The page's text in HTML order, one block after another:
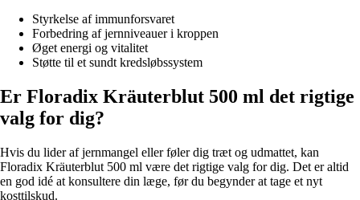
Styrkelse af immunforsvaret
Forbedring af jernniveauer i kroppen
Øget energi og vitalitet
Støtte til et sundt kredsløbssystem
Er Floradix Kräuterblut 500 ml det rigtige
valg for dig?
Hvis du lider af jernmangel eller føler dig træt og udmattet, kan
Floradix Kräuterblut 500 ml være det rigtige valg for dig. Det er altid
en god idé at konsultere din læge, før du begynder at tage et nyt
kosttilskud.